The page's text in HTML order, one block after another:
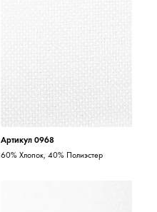
Артикул 0968
60% Хлопок, 40% Полиэстер